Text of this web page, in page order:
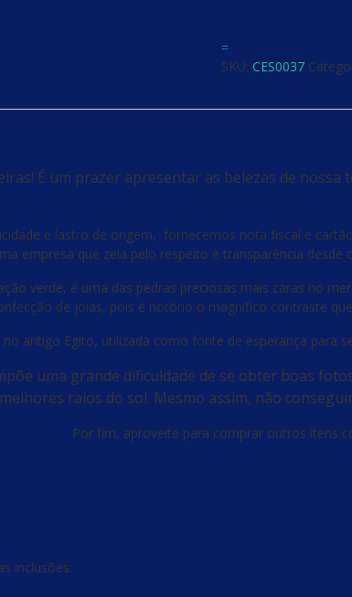
=
SKU: CES0037
É um prazer apresentar as belezas de
e lastro de origem, fornecemos nota fiscal e
empresa que zela pelo respeito e transparência desde
verde, é uma das pedras preciosas mais caras no
de joias, pois é notório o magnifico contraste
antigo Egito, utilizada como fonte de esperança para
uma grande dificuldade de se obter boas
raios do sol. Mesmo assim, não
inclusões.
Por fim, aproveite para comprar outros itens